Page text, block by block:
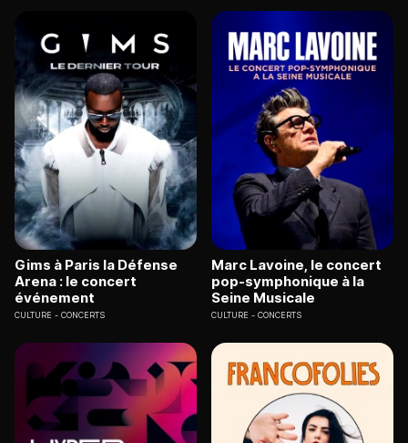
Gims à Paris la Défense
Arena : le concert
événement
CULTURE CONCERTS
Marc Lavoine, le concert
pop-symphonique à la
Seine Musicale
CULTURE CONCERTS